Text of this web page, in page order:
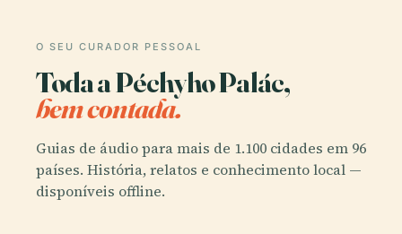
O SEU CURADOR PESSOAL
Toda a Péchyho Palác,
bem contada.
Guias de áudio para mais de 1.100 cidades em 96
países. História, relatos e conhecimento local —
disponíveis offline.